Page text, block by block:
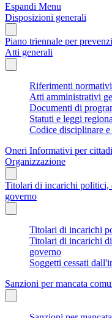
Espandi Menu
Disposizioni generali
Piano triennale per
Atti generali
Riferimenti
Atti amministrativi
Documenti di
Statuti e leggi
Codice disciplinare
Oneri Informativi per
Organizzazione
Titolari di incarichi politici,
governo
Titolari di incarichi
Titolari di incarichi
governo
Soggetti cessati
Sanzioni per mancata